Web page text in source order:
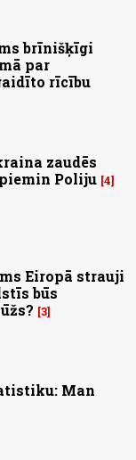
brīnišķīgi
par
rīcību
zaudēs
Poliju 4
Eiropā strauji
būs
3
Man